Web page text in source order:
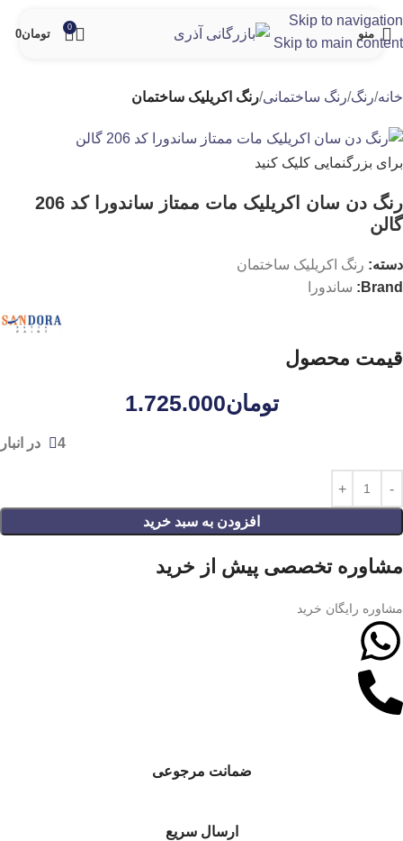
Skip to navigation
Skip to main content
منو
0
تومان0
خانه رنگ رنگ ساختمانی رنگ اکریلیک ساختمان
برای بزرگنمایی کلیک کنید
رنگ دن سان اکریلیک مات ممتاز ساندورا کد 206
گالن
دسته: رنگ اکریلیک ساختمان
Brand:
ساندورا
قیمت محصول
تومان1.725.000
4 در انبار
افزودن به سبد خرید
مشاوره تخصصی پیش از خرید
مشاوره رایگان خرید
ضمانت مرجوعی
ارسال سریع